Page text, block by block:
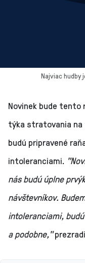
Najviac hudby
Novinek bude
týka stratovania
budú pripravené
intoleranciami.
nás budú úplne
návštevníkov.
intoleranciami,
a podobne,"